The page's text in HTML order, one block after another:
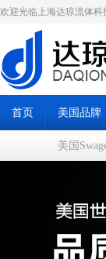
欢迎光临上海达琼流体科
首页 美国品牌
美国